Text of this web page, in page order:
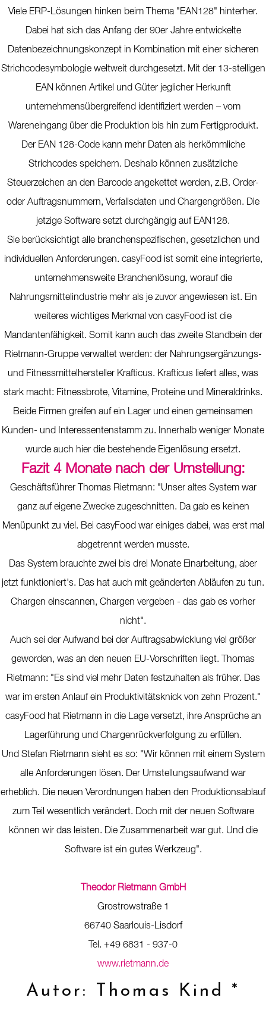
Viele ERP-Lösungen hinken beim Thema "EAN128" hinterher.
Dabei hat sich das Anfang der 90er Jahre entwickelte
Datenbezeichnungskonzept in Kombination mit einer sicheren
Strichcodesymbologie weltweit durchgesetzt. Mit der 13-stelligen
EAN können Artikel und Güter jeglicher Herkunft
unternehmensübergreifend identifiziert werden – vom
Wareneingang über die Produktion bis hin zum Fertigprodukt.
Der EAN 128-Code kann mehr Daten als herkömmliche
Strichcodes speichern. Deshalb können zusätzliche
Steuerzeichen an den Barcode angekettet werden, z.B. Order-
oder Auftragsnummern, Verfallsdaten und Chargengrößen. Die
jetzige Software setzt durchgängig auf EAN128.
Sie berücksichtigt alle branchenspezifischen, gesetzlichen und
individuellen Anforderungen. casyFood ist somit eine integrierte,
unternehmensweite Branchenlösung, worauf die
Nahrungsmittelindustrie mehr als je zuvor angewiesen ist. Ein
weiteres wichtiges Merkmal von casyFood ist die
Mandantenfähigkeit. Somit kann auch das zweite Standbein der
Rietmann-Gruppe verwaltet werden: der Nahrungsergänzungs-
und Fitnessmittelhersteller Krafticus. Krafticus liefert alles, was
stark macht: Fitnessbrote, Vitamine, Proteine und Mineraldrinks.
Beide Firmen greifen auf ein Lager und einen gemeinsamen
Kunden- und Interessentenstamm zu. Innerhalb weniger Monate
wurde auch hier die bestehende Eigenlösung ersetzt.
Fazit 4 Monate nach der Umstellung:
Geschäftsführer Thomas Rietmann: "Unser altes System war
ganz auf eigene Zwecke zugeschnitten. Da gab es keinen
Menüpunkt zu viel. Bei casyFood war einiges dabei, was erst mal
abgetrennt werden musste.
Das System brauchte zwei bis drei Monate Einarbeitung, aber
jetzt funktioniert's. Das hat auch mit geänderten Abläufen zu tun.
Chargen einscannen, Chargen vergeben - das gab es vorher
nicht".
Auch sei der Aufwand bei der Auftragsabwicklung viel größer
geworden, was an den neuen EU-Vorschriften liegt. Thomas
Rietmann: "Es sind viel mehr Daten festzuhalten als früher. Das
war im ersten Anlauf ein Produktivitätsknick von zehn Prozent."
casyFood hat Rietmann in die Lage versetzt, ihre Ansprüche an
Lagerführung und Chargenrückverfolgung zu erfüllen.
Und Stefan Rietmann sieht es so: "Wir können mit einem System
alle Anforderungen lösen. Der Umstellungsaufwand war
erheblich. Die neuen Verordnungen haben den Produktionsablauf
zum Teil wesentlich verändert. Doch mit der neuen Software
können wir das leisten. Die Zusammenarbeit war gut. Und die
Software ist ein gutes Werkzeug".
Theodor Rietmann GmbH
Grostrowstraße 1
66740 Saarlouis-Lisdorf
Tel. +49 6831 - 937-0
www.rietmann.de
Autor: Thomas Kind *